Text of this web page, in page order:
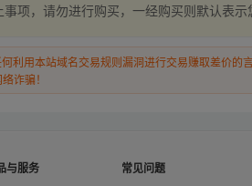
事项，请勿进行购买，一经购买则默认表
利用本站域名交易规则漏洞进行交易赚取差价的
诈骗！
与服务 常见问题